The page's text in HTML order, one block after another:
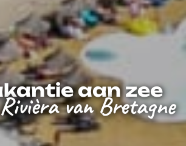
aan zee
van Bretagne